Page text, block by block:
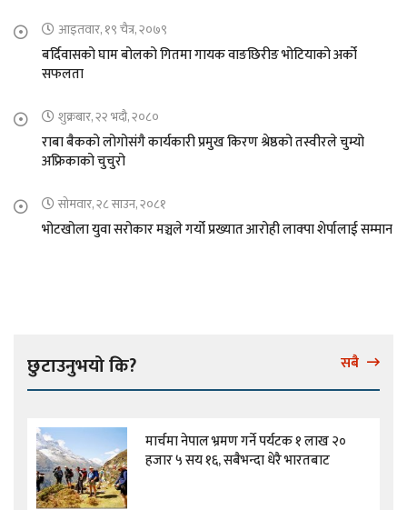
आइतवार, १९ चैत्र, २०७९
बर्दिवासको घाम बोलको गितमा गायक वाङछिरीङ भोटियाको अर्को
सफलता
शुक्रबार, २२ भदौ, २०८०
राबा बैकको लोगोसंगै कार्यकारी प्रमुख किरण श्रेष्ठको तस्वीरले चुम्यो
अफ्रिकाको चुचुरो
सोमवार, २८ साउन, २०८१
भोटखोला युवा सरोकार मञ्चले गर्यो प्रख्यात आरोही लाक्पा शेर्पालाई सम्मान
छुटाउनुभयो कि? सबै
मार्चमा नेपाल भ्रमण गर्ने पर्यटक १ लाख २०
हजार ५ सय १६, सबैभन्दा धेरै भारतबाट